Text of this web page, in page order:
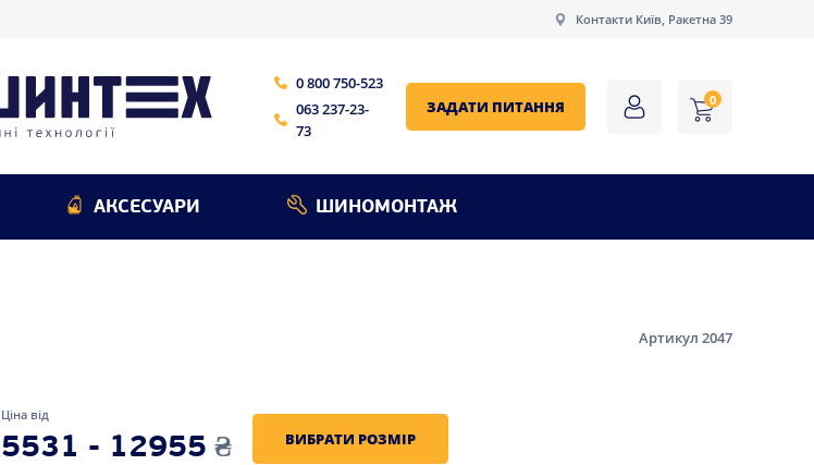
Контакти Київ, Ракетна 39
0 800 750-523
063 237-23-
73
ЗАДАТИ ПИТАННЯ 0
АКСЕСУАРИ ШИНОМОНТАЖ
Артикул 2047
Ціна від
5531 - 12955 ₴ ВИБРАТИ РОЗМІР